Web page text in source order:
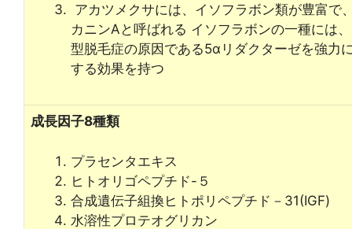
アカツメクサには、イソフラボン類が豊富で
カニンAと呼ばれる イソフラボンの一種には
型脱毛症の原因である5αリダクターゼを強力
する効果を持つ
成長因子8種類
プラセンタエキス
ヒトオリゴペプチド-５
合成遺伝子組換ヒトポリペプチド－31(IGF)
水溶性プロテオグリカン